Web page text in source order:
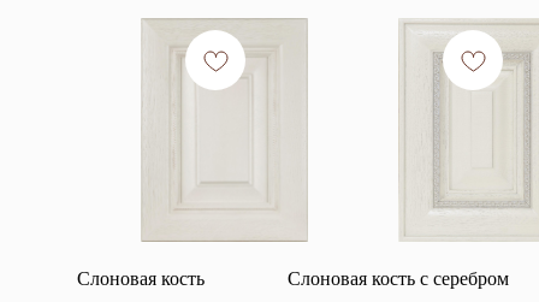
Слоновая кость Слоновая кость с серебром